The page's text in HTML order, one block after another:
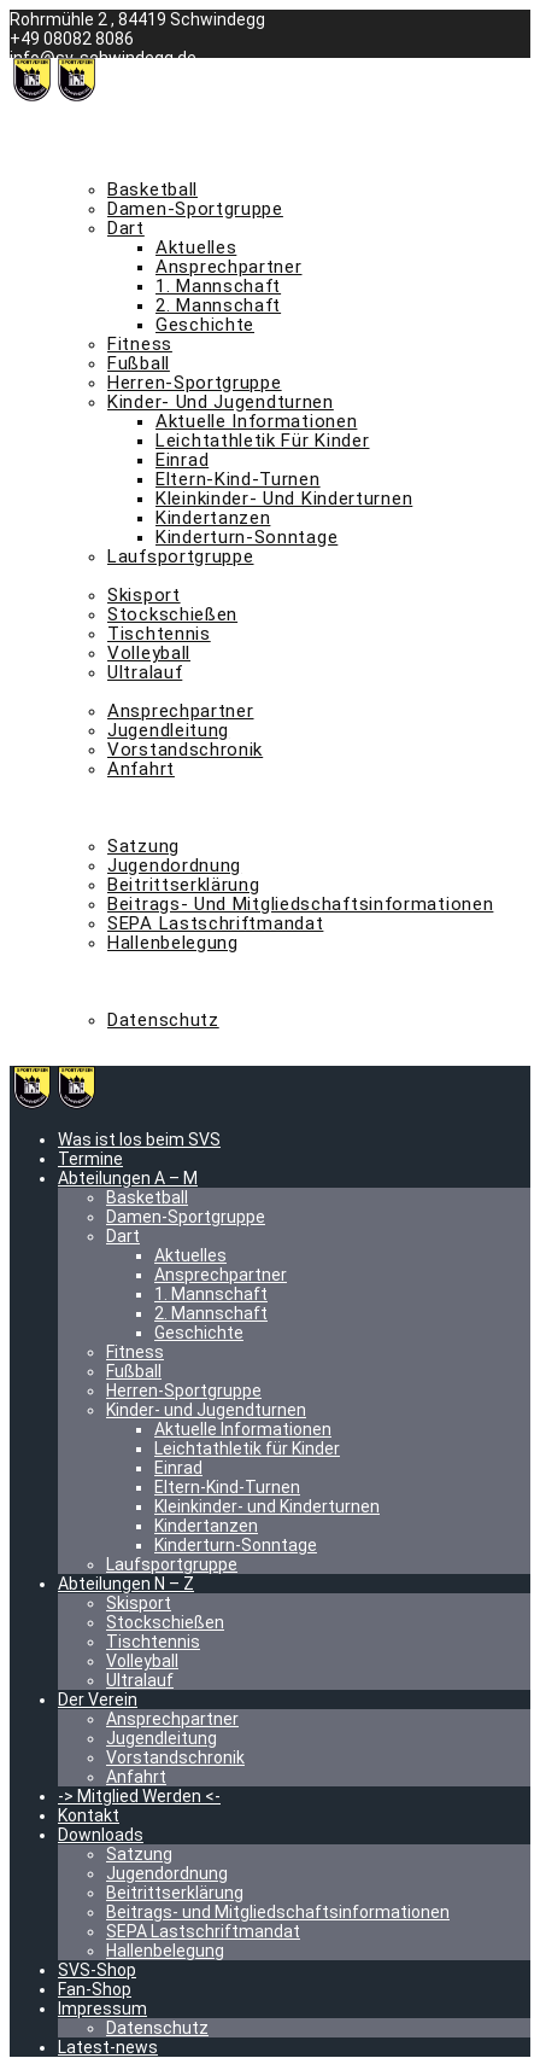
Skip
to
content
Rohrmühle 2 , 84419 Schwindegg
+49 08082 8086
info@sv-schwindegg.de
Basketball
Damen-Sportgruppe
Dart
Aktuelles
Ansprechpartner
1. Mannschaft
2. Mannschaft
Geschichte
Fitness
Fußball
Herren-Sportgruppe
Kinder- Und Jugendturnen
Aktuelle Informationen
Leichtathletik Für Kinder
Einrad
Eltern-Kind-Turnen
Kleinkinder- Und Kinderturnen
Kindertanzen
Kinderturn-Sonntage
Laufsportgruppe
Skisport
Stockschießen
Tischtennis
Volleyball
Ultralauf
Ansprechpartner
Jugendleitung
Vorstandschronik
Anfahrt
Satzung
Jugendordnung
Beitrittserklärung
Beitrags- Und Mitgliedschaftsinformationen
SEPA Lastschriftmandat
Hallenbelegung
Datenschutz
Was ist los beim SVS
Termine
Abteilungen A – M
Basketball
Damen-Sportgruppe
Dart
Aktuelles
Ansprechpartner
1. Mannschaft
2. Mannschaft
Geschichte
Fitness
Fußball
Herren-Sportgruppe
Kinder- und Jugendturnen
Aktuelle Informationen
Leichtathletik für Kinder
Einrad
Eltern-Kind-Turnen
Kleinkinder- und Kinderturnen
Kindertanzen
Kinderturn-Sonntage
Laufsportgruppe
Abteilungen N – Z
Skisport
Stockschießen
Tischtennis
Volleyball
Ultralauf
Der Verein
Ansprechpartner
Jugendleitung
Vorstandschronik
Anfahrt
-> Mitglied Werden <-
Kontakt
Downloads
Satzung
Jugendordnung
Beitrittserklärung
Beitrags- und Mitgliedschaftsinformationen
SEPA Lastschriftmandat
Hallenbelegung
SVS-Shop
Fan-Shop
Impressum
Datenschutz
Latest-news